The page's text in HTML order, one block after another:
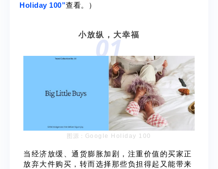
Holiday 100”查看。）
01
小放纵，大幸福
图源： Google Holiday 100
当经济放缓、通货膨胀加剧，注重价值的买家正
放弃大件购买，转而选择那些负担得起又能带来